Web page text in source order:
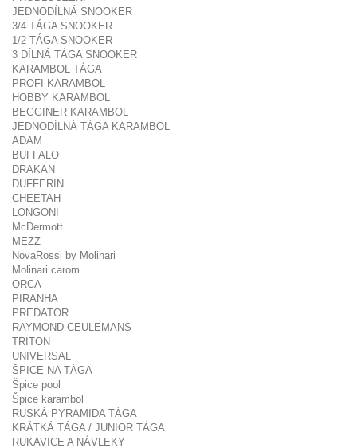
JEDNODÍLNÁ SNOOKER
3/4 TÁGA SNOOKER
1/2 TÁGA SNOOKER
3 DÍLNÁ TÁGA SNOOKER
KARAMBOL TÁGA
PROFI KARAMBOL
HOBBY KARAMBOL
BEGGINER KARAMBOL
JEDNODÍLNÁ TÁGA KARAMBOL
ADAM
BUFFALO
DRAKAN
DUFFERIN
CHEETAH
LONGONI
McDermott
MEZZ
NovaRossi by Molinari
Molinari carom
ORCA
PIRANHA
PREDATOR
RAYMOND CEULEMANS
TRITON
UNIVERSAL
ŠPICE NA TÁGA
Špice pool
Špice karambol
RUSKÁ PYRAMIDA TÁGA
KRÁTKÁ TÁGA / JUNIOR TÁGA
RUKAVICE A NÁVLEKY